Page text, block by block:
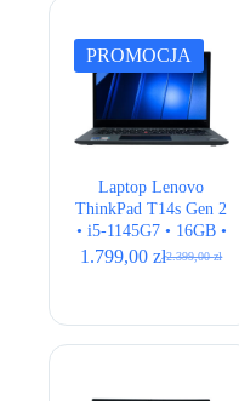
PROMOCJA
Laptop Lenovo
ThinkPad T14s Gen 2
• i5-1145G7 • 16GB •
256GB • Intel Iris Xe
2.399,00zł
Pierwotna
2.399,00 zł.
1.799,00zł
Aktualna
1.799,00 zł.